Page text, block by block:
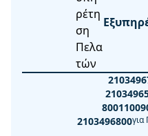
2103496800για